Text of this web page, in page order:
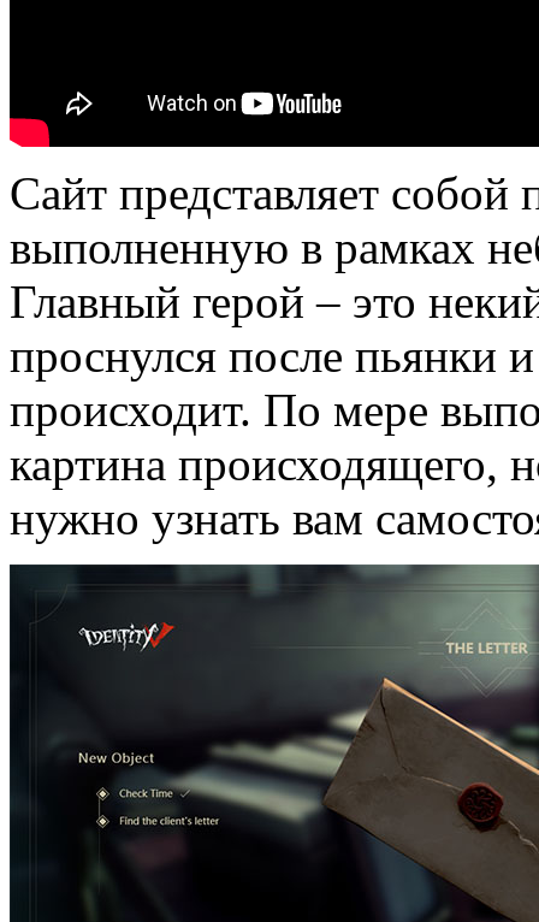
Сайт представляет
выполненную в рамках
Главный герой – это
проснулся после пьянки
происходит. По мере
картина происходящего,
нужно узнать вам